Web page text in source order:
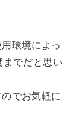
環境によっ
までだと思い
でお気軽に